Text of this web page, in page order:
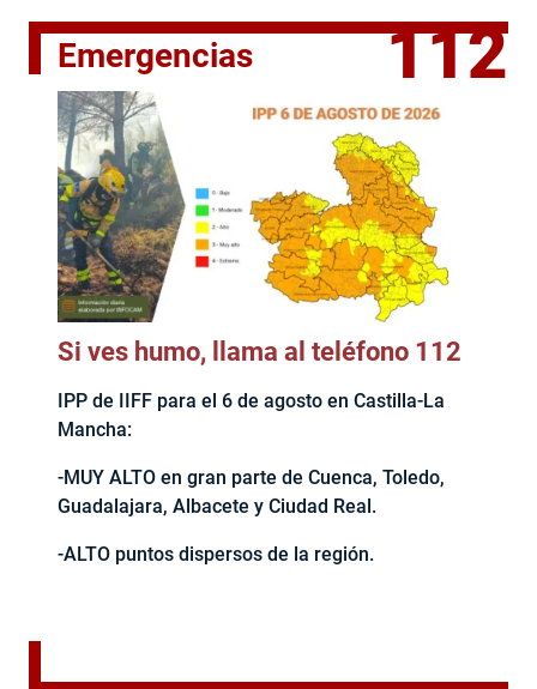
Emergencias 112
Si ves humo, llama al teléfono 112
IPP de IIFF para el 6 de agosto en Castilla-La
Mancha:
-MUY ALTO en gran parte de Cuenca, Toledo,
Guadalajara, Albacete y Ciudad Real.
-ALTO puntos dispersos de la región.